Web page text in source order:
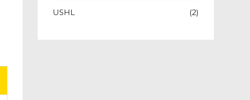
USHL (2)